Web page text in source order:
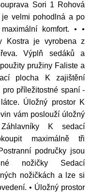
Sori 1 Rohová
velmi pohodlná a po
komfort. • •
Kostra je vyrobena z
Výplň sedáků a
pružiny Faliste a
plocha K zajištění
příležitostné spaní -
Úložný prostor K
vám poslouží úložný
K sedací
maximálně tři
područky jsou
nožičky Sedací
nožičkách a lze si
• Úložný prostor